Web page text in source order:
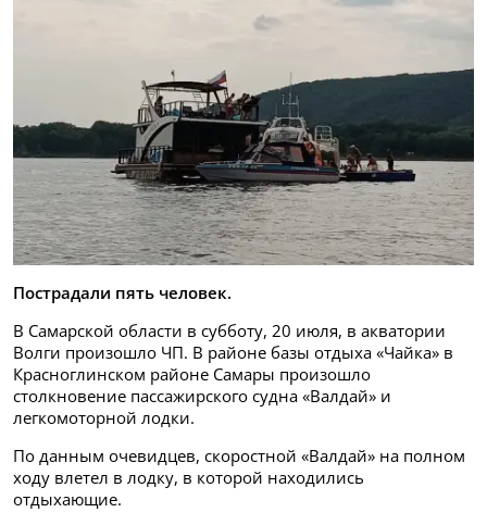
Пострадали пять человек.
В Самарской области в субботу, 20 июля, в акватории
Волги произошло ЧП. В районе базы отдыха «Чайка» в
Красноглинском районе Самары произошло
столкновение пассажирского судна «Валдай» и
легкомоторной лодки.
По данным очевидцев, скоростной «Валдай» на полном
ходу влетел в лодку, в которой находились
отдыхающие.